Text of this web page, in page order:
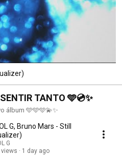
TANTO 🩵💿✨
álbum 🩵🩵🩵💫✨
G, Bruno Mars - Still
G
views
1 day ago